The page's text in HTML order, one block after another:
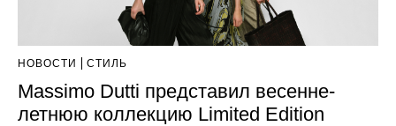
НОВОСТИ СТИЛЬ
Massimo Dutti представил весенне-
летнюю коллекцию Limited Edition